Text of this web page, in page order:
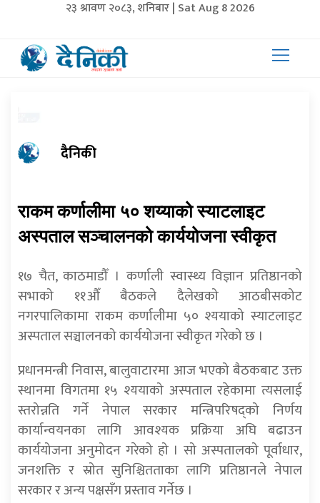
२३ श्रावण २०८३, शनिबार | Sat Aug 8 2026
दैनिकी
राकम कर्णालीमा ५० शय्याको स्याटलाइट
अस्पताल सञ्चालनको कार्ययोजना स्वीकृत
१७ चैत, काठमाडौँ । कर्णाली स्वास्थ्य विज्ञान प्रतिष्ठानको
सभाको ११औँ बैठकले दैलेखको आठबीसकोट
नगरपालिकामा राकम कर्णालीमा ५० श्ययाको स्याटलाइट
अस्पताल सञ्चालनको कार्ययोजना स्वीकृत गरेको छ ।
प्रधानमन्त्री निवास, बालुवाटारमा आज भएको बैठकबाट उक्त
स्थानमा विगतमा १५ श्ययाको अस्पताल रहेकामा त्यसलाई
स्तरोन्नति गर्ने नेपाल सरकार मन्त्रिपरिषद्को निर्णय
कार्यान्वयनका लागि आवश्यक प्रक्रिया अघि बढाउन
कार्ययोजना अनुमोदन गरेको हो । सो अस्पतालको पूर्वाधार,
जनशक्ति र स्रोत सुनिश्चितताका लागि प्रतिष्ठानले नेपाल
सरकार र अन्य पक्षसँग प्रस्ताव गर्नेछ ।